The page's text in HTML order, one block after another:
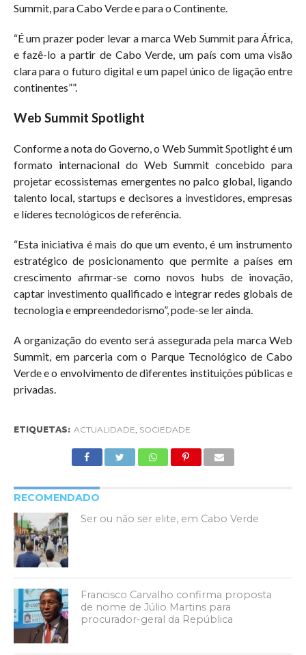
Summit, para Cabo Verde e para o Continente.
“É um prazer poder levar a marca Web Summit para África,
e fazê-lo a partir de Cabo Verde, um país com uma visão
clara para o futuro digital e um papel único de ligação entre
continentes””.
Web Summit Spotlight
Conforme a nota do Governo, o Web Summit Spotlight é um
formato internacional do Web Summit concebido para
projetar ecossistemas emergentes no palco global, ligando
talento local, startups e decisores a investidores, empresas
e líderes tecnológicos de referência.
“Esta iniciativa é mais do que um evento, é um instrumento
estratégico de posicionamento que permite a países em
crescimento afirmar-se como novos hubs de inovação,
captar investimento qualificado e integrar redes globais de
tecnologia e empreendedorismo”, pode-se ler ainda.
A organização do evento será assegurada pela marca Web
Summit, em parceria com o Parque Tecnológico de Cabo
Verde e o envolvimento de diferentes instituições públicas e
privadas.
ETIQUETAS: ACTUALIDADE SOCIEDADE
RECOMENDADO
Ser ou não ser elite, em Cabo Verde
Francisco Carvalho confirma proposta
de nome de Júlio Martins para
procurador-geral da República